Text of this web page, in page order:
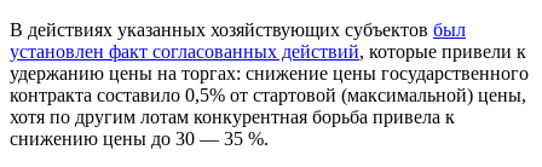
В действиях указанных хозяйствующих субъектов был
установлен факт согласованных действий, которые привели к
удержанию цены на торгах: снижение цены государственного
контракта составило 0,5% от стартовой (максимальной) цены,
хотя по другим лотам конкурентная борьба привела к
снижению цены до 30 — 35 %.